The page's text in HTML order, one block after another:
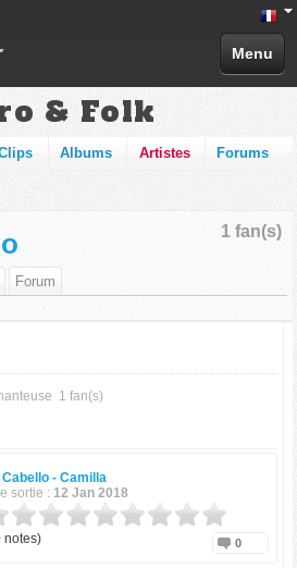
Menu
& Folk
Albums Artistes Forums
1 fan(s)
Forum
1 fan(s)
Cabello -Camilla
sortie : 12 Jan 2018
notes) 0